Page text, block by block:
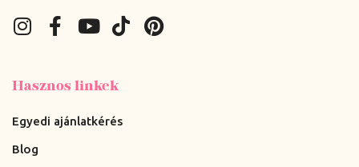
Hasznos linkek
Egyedi ajánlatkérés
Blog